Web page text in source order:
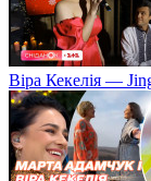
Віра Кекелія —